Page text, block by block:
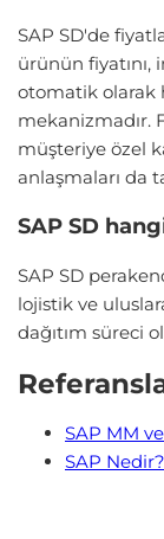
SAP SD'de
ürünün fiyatını,
otomatik olarak
mekanizmadır.
müşteriye özel
anlaşmaları da
SAP SD
SAP SD
lojistik ve
dağıtım süreci
SAP MM
SAP